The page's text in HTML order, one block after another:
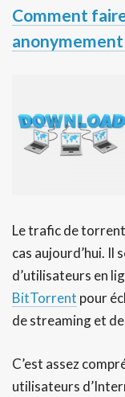
Comment
Le trafic de torrent
cas aujourd’hui. Il
d’utilisateurs en
BitTorrent pour
de streaming et
C’est assez
utilisateurs